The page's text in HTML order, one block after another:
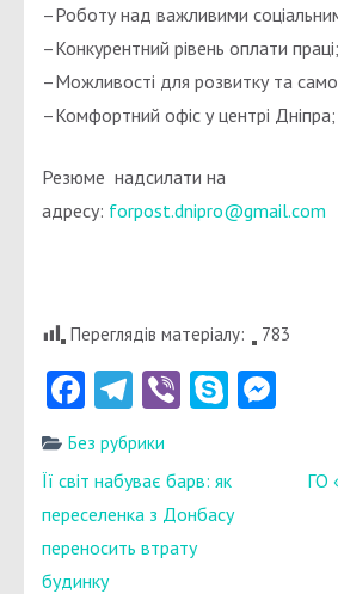
–Роботу над важливими
–Конкурентний рівень оплати праці;
–Можливості для розвитку та
–Комфортний офіс у центрі Дніпра;
Резюме надсилати на
адресу: forpost.dnipro@gmail.com
Переглядів матеріалу: 783
Facebook
Telegram
ViberSkype
Без рубрики
Навігація
записів
Її світ набуває барв: як
переселенка з Донбасу
переносить втрату
будинку
ГО